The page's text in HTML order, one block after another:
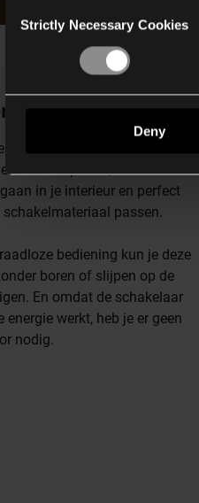
Selection
Strictly Necessary Cookies
Deny
warm design
schakelaar, die verkrijgbaar is
afdekplaten, zal
in je interieur en perfect
schakelmateriaal passen.
bediening kun je deze
boren of slijpen op de
En omdat de schakelaar
energie werkt, heb je er geen
nodig.